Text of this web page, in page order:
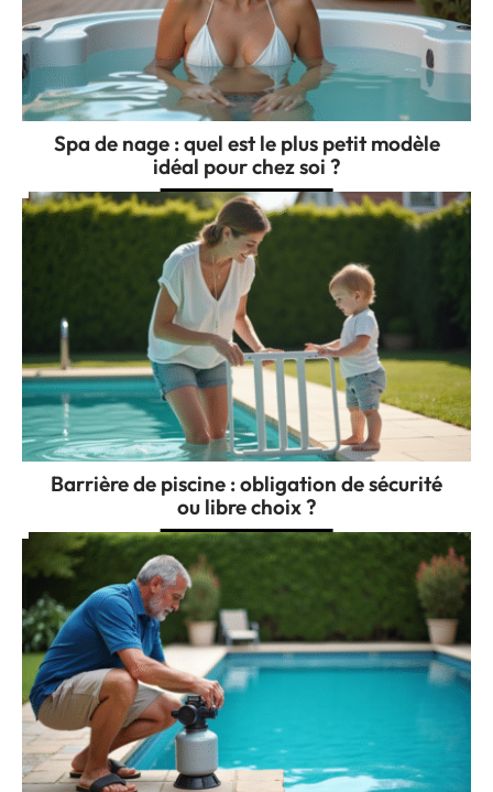
Spa de nage : quel est le plus petit modèle
idéal pour chez soi ?
Barrière de piscine : obligation de sécurité
ou libre choix ?